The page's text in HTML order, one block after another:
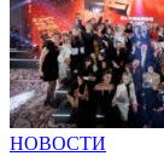
НОВОСТИ